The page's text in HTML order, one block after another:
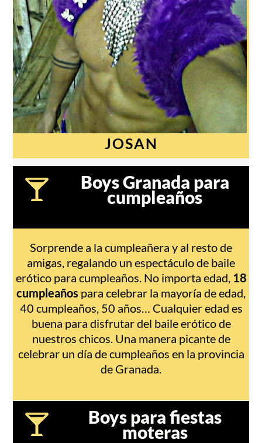
JOSAN
Boys Granada para
cumpleaños
Sorprende a la cumpleañera y al resto de
amigas, regalando un espectáculo de baile
erótico para cumpleaños. No importa edad, 18
cumpleaños para celebrar la mayoría de edad,
40 cumpleaños, 50 años… Cualquier edad es
buena para disfrutar del baile erótico de
nuestros chicos. Una manera picante de
celebrar un día de cumpleaños en la provincia
de Granada.
Boys para fiestas
moteras